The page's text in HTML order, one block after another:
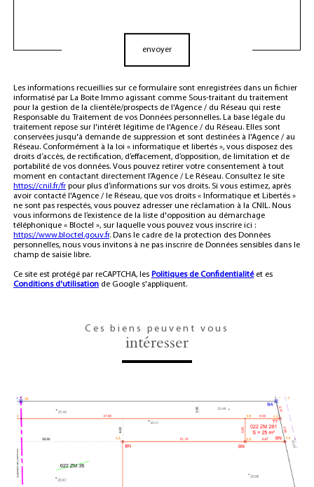
envoyer
Les informations recueillies sur ce formulaire sont enregistrées dans un fichier
informatisé par La Boite Immo agissant comme Sous-traitant du traitement
pour la gestion de la clientèle/prospects de l'Agence / du Réseau qui reste
Responsable du Traitement de vos Données personnelles. La base légale du
traitement repose sur l'intérêt légitime de l'Agence / du Réseau. Elles sont
conservées jusqu'à demande de suppression et sont destinées à l'Agence / au
Réseau. Conformément à la loi « informatique et libertés », vous disposez des
droits d’accès, de rectification, d’effacement, d’opposition, de limitation et de
portabilité de vos données. Vous pouvez retirer votre consentement à tout
moment en contactant directement l’Agence / Le Réseau. Consultez le site
https://cnil.fr/fr pour plus d’informations sur vos droits. Si vous estimez, après
avoir contacté l'Agence / le Réseau, que vos droits « Informatique et Libertés »
ne sont pas respectés, vous pouvez adresser une réclamation à la CNIL. Nous
vous informons de l’existence de la liste d'opposition au démarchage
téléphonique « Bloctel », sur laquelle vous pouvez vous inscrire ici :
https://www.bloctel.gouv.fr. Dans le cadre de la protection des Données
personnelles, nous vous invitons à ne pas inscrire de Données sensibles dans le
champ de saisie libre.
Ce site est protégé par reCAPTCHA, les Politiques de Confidentialitéet es
Conditions d'utilisation de Google s'appliquent.
Ces biens peuvent vous
intéresser